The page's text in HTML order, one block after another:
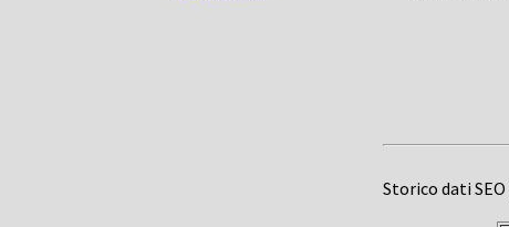
Storico dati